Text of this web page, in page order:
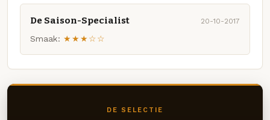
De Saison-Specialist 20-10-2017
Smaak: ★★★☆☆
DE SELECTIE